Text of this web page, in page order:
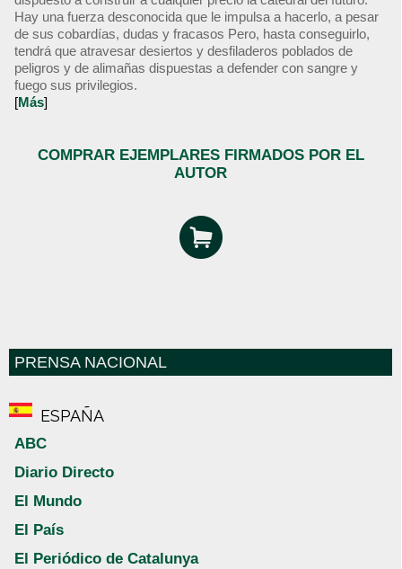
Hay una fuerza desconocida que le impulsa a hacerlo, a pesar
de sus cobardías, dudas y fracasos Pero, hasta conseguirlo,
tendrá que atravesar desiertos y desfiladeros poblados de
peligros y de alimañas dispuestas a defender con sangre y
fuego sus privilegios.
[Más]
COMPRAR EJEMPLARES FIRMADOS POR EL
AUTOR
PRENSA NACIONAL
ESPAÑA
ABC
Diario Directo
El Mundo
El País
El Periódico de Catalunya